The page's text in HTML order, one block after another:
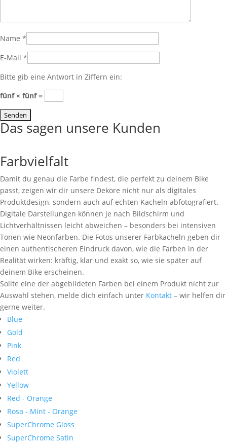
Name *
E-Mail *
Bitte gib eine Antwort in Ziffern ein:
fünf × fünf =
Das sagen unsere Kunden
Farbvielfalt
Damit du genau die Farbe findest, die perfekt zu deinem Bike
passt, zeigen wir dir unsere Dekore nicht nur als digitales
Produktdesign, sondern auch auf echten Kacheln abfotografiert.
Digitale Darstellungen können je nach Bildschirm und
Lichtverhältnissen leicht abweichen – besonders bei intensiven
Tönen wie Neonfarben. Die Fotos unserer Farbkacheln geben dir
einen authentischeren Eindruck davon, wie die Farben in der
Realität wirken: kräftig, klar und exakt so, wie sie später auf
deinem Bike erscheinen.
Sollte eine der abgebildeten Farben bei einem Produkt nicht zur
Auswahl stehen, melde dich einfach unter Kontakt – wir helfen dir
gerne weiter.
Blue
Gold
Pink
Red
Violett
Yellow
Red - Orange
Rosa - Mint - Orange
SuperChrome Gloss
SuperChrome Satin